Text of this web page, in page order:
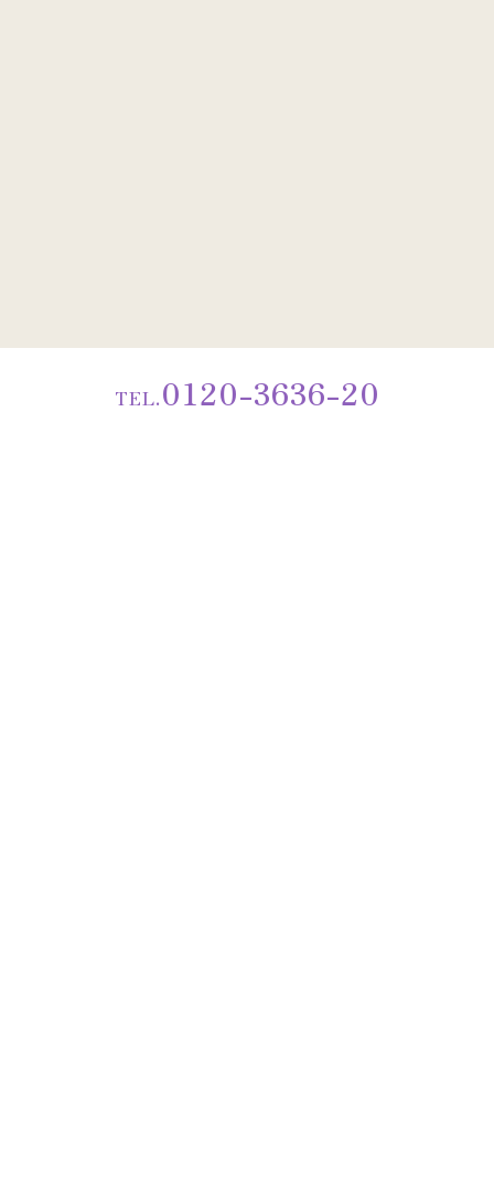
TEL.0120-3636-20